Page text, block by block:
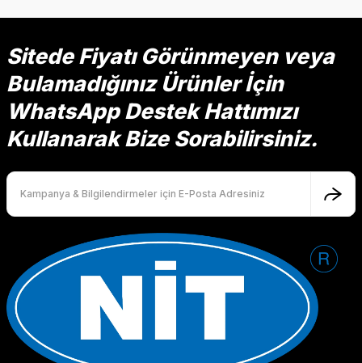
Sitede Fiyatı Görünmeyen veya
Bulamadığınız Ürünler İçin
WhatsApp Destek Hattımızı
Kullanarak Bize Sorabilirsiniz.